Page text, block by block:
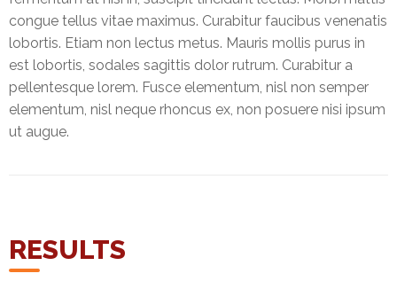
congue tellus vitae maximus. Curabitur faucibus venenatis
lobortis. Etiam non lectus metus. Mauris mollis purus in
est lobortis, sodales sagittis dolor rutrum. Curabitur a
pellentesque lorem. Fusce elementum, nisl non semper
elementum, nisl neque rhoncus ex, non posuere nisi ipsum
ut augue.
RESULTS